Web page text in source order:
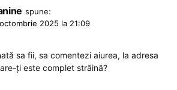
spune:
2025 la 21:09
sa fii, sa comentezi aiurea, la adresa
ți este complet străină?